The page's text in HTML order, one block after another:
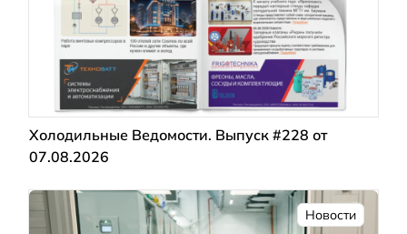
Холодильные Ведомости. Выпуск #228 от
07.08.2026
Новости